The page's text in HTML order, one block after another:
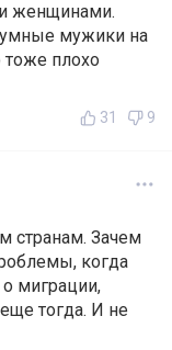
женщинами.
мужики на
тоже плохо
31 9
странам. Зачем
когда
миграции,
тогда. И не